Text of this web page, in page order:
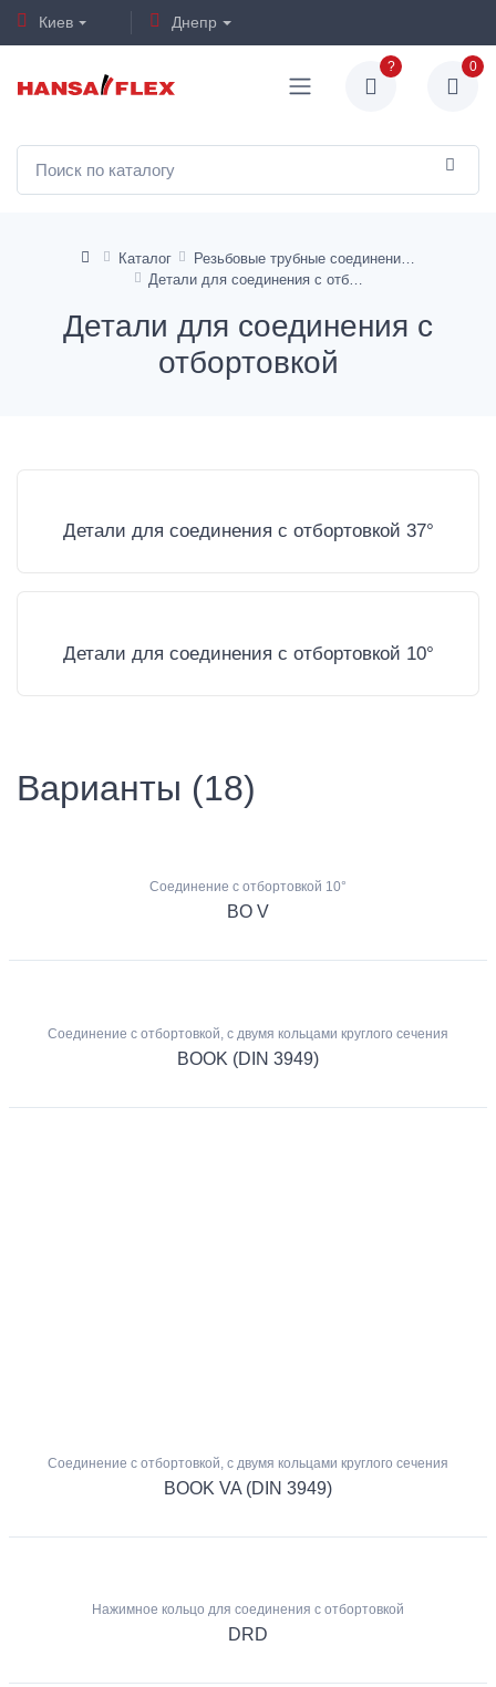
Киев Днепр
? 0
Каталог
Детали для соединения с
отбортовкой
Детали для соединения с отбортовкой 37°
Детали для соединения с отбортовкой 10°
Варианты (18)
Соединение с отбортовкой 10°
BO V
Соединение с отбортовкой, с двумя кольцами круглого сечения
BOOK (DIN 3949)
Соединение с отбортовкой, с двумя кольцами круглого сечения
BOOK VA (DIN 3949)
Нажимное кольцо для соединения с отбортовкой
DRD